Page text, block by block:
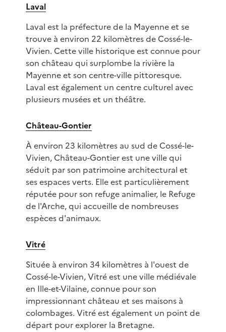
Laval
Laval est la préfecture de la Mayenne et se
trouve à environ 22 kilomètres de Cossé-le-
Vivien. Cette ville historique est connue pour
son château qui surplombe la rivière la
Mayenne et son centre-ville pittoresque.
Laval est également un centre culturel avec
plusieurs musées et un théâtre.
Château-Gontier
À environ 23 kilomètres au sud de Cossé-le-
Vivien, Château-Gontier est une ville qui
séduit par son patrimoine architectural et
ses espaces verts. Elle est particulièrement
réputée pour son refuge animalier, le Refuge
de l'Arche, qui accueille de nombreuses
espèces d'animaux.
Vitré
Située à environ 34 kilomètres à l'ouest de
Cossé-le-Vivien, Vitré est une ville médiévale
en Ille-et-Vilaine, connue pour son
impressionnant château et ses maisons à
colombages. Vitré est également un point de
départ pour explorer la Bretagne.